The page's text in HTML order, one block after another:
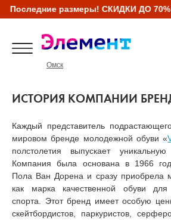
Последние размеры! СКИДКИ ДО 70%
Омск
ИСТОРИЯ КОМПАНИИ
Каждый представитель
мировом бренде молодежной обуви «
полстолетия выпускает
Компания была основана в 1966
Пола Ван Дорена и сразу приобрела
как марка качественной обуви
спорта. Этот бренд имеет особую
скейтбордистов, паркуристов,